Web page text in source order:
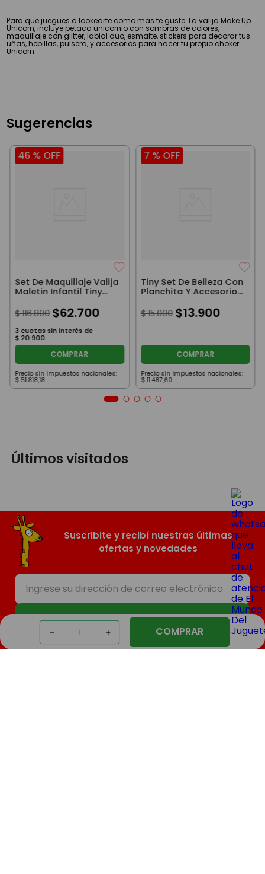
＋
－ COMPRAR
Para que juegues a lookearte como más te guste. La valija Make Up
Unicorn, incluye petaca unicornio con sombras de colores,
maquillaje con glitter, labial duo, esmalte, stickers para decorar tus
uñas, hebillas, pulsera, y accesorios para hacer tu propio choker
Unicorn.
Sugerencias
46 % OFF
Set De Maquillaje Valija
Maletin Infantil Tiny
$ 116.800 $62.700
3 cuotas sin interés de
$ 20.900
COMPRAR
Precio sin impuestos nacionales:
$ 51.818,18
7 % OFF
Tiny Set De Belleza Con
Planchita Y Accesorios
$ 15.000 $13.900
COMPRAR
Precio sin impuestos nacionales:
$ 11.487,60
Últimos visitados
Suscribite y recibí nuestras últimas
ofertas y novedades
SUSCRIBIR